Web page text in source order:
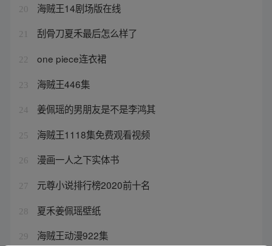
20 海贼王14剧场版在线
21 刮骨刀夏禾最后怎么样了
22 one piece连衣裙
23 海贼王446集
24 姜佩瑶的男朋友是不是李鸿其
25 海贼王1118集免费观看视频
26 漫画一人之下实体书
27 元尊小说排行榜2020前十名
28 夏禾姜佩瑶壁纸
29 海贼王动漫922集